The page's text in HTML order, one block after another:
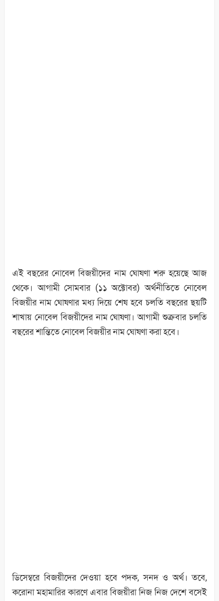
এই বছরের নোবেল বিজয়ীদের নাম ঘোষণা শরু হয়েছে আজ
থেকে। আগামী সোমবার (১১ অক্টোবর) অর্থনীতিতে নোবেল
বিজয়ীর নাম ঘোষণার মধ্য দিয়ে শেষ হবে চলতি বছরের ছয়টি
শাখায় নোবেল বিজয়ীদের নাম ঘোষণা। আগামী শুক্রবার চলতি
বছরের শান্তিতে নোবেল বিজয়ীর নাম ঘোষণা করা হবে।
ডিসেম্বরে বিজয়ীদের দেওয়া হবে পদক, সনদ ও অর্থ। তবে,
করোনা মহামারির কারণে এবার বিজয়ীরা নিজ নিজ দেশে বসেই